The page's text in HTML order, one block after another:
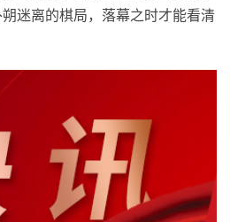
迷离的棋局，落幕之时才能看清